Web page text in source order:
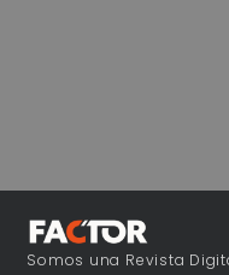
Somos una Revista